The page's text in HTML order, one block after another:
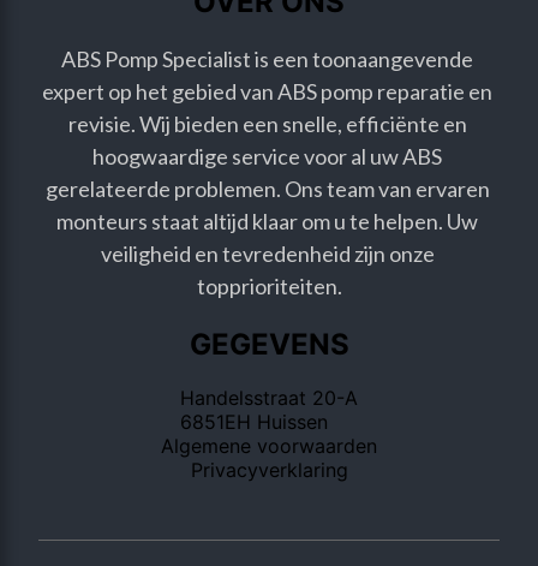
ABS Pomp Specialist is een toonaangevende
expert op het gebied van ABS pomp reparatie en
revisie. Wij bieden een snelle, efficiënte en
hoogwaardige service voor al uw ABS
gerelateerde problemen. Ons team van ervaren
monteurs staat altijd klaar om u te helpen. Uw
veiligheid en tevredenheid zijn onze
topprioriteiten.
GEGEVENS
Handelsstraat 20-A
6851EH Huissen
Algemene voorwaarden
Privacyverklaring